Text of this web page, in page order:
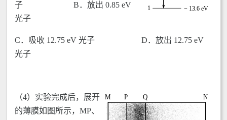
子 B．放出 0.85 eV
光子
C．吸收 12.75 eV 光子 D．放出 12.75 eV
光子
（4）实验完成后，展开
的薄膜如图所示，MP、